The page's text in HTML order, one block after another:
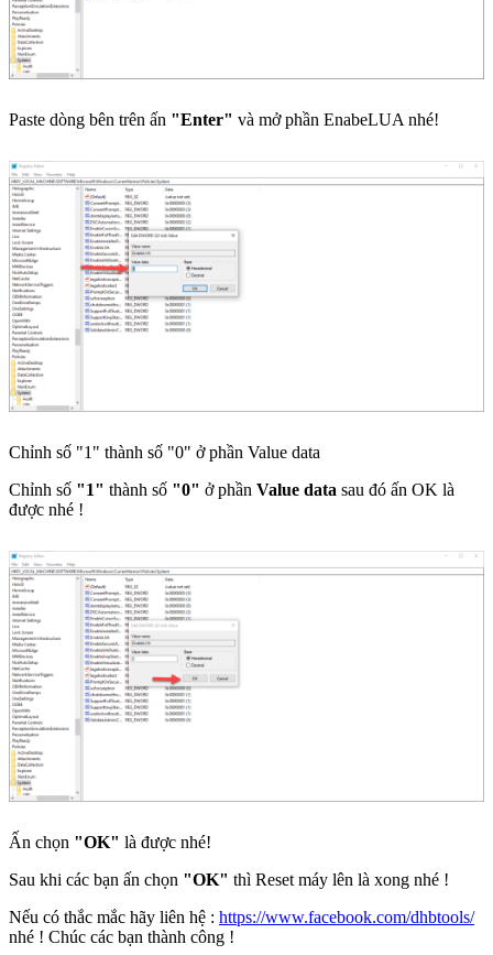
Paste dòng bên trên ấn "Enter" và mở phần EnabeLUA nhé!
Chỉnh số "1" thành số "0" ở phần Value data
Chỉnh số "1" thành số "0" ở phần Value data sau đó ấn OK là
được nhé !
Ấn chọn "OK" là được nhé!
Sau khi các bạn ấn chọn "OK" thì Reset máy lên là xong nhé !
Nếu có thắc mắc hãy liên hệ : https://www.facebook.com/dhbtools/
nhé ! Chúc các bạn thành công !